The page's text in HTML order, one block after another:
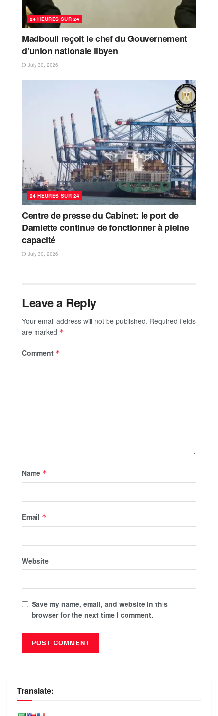
24 HEURES SUR 24
Madbouli reçoit le chef du Gouvernement
d’union nationale libyen
July 30, 2026
24 HEURES SUR 24
Centre de presse du Cabinet: le port de
Damiette continue de fonctionner à pleine
capacité
July 30, 2026
Leave a Reply
Your email address will not be published. Required fields
are marked *
Comment *
Name *
Email *
Website
Save my name, email, and website in this
browser for the next time I comment.
Translate: